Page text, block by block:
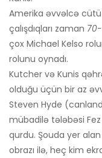
Amerika əvvəlcə
çalışdıqları zaman
çox Michael Kelso
rolunu oynadı.
Kutcher və Kunis
olduğu üçün bir az
Steven Hyde
mübadilə tələbəsi
qurdu. Şouda yer
obrazı ilə, heç kim